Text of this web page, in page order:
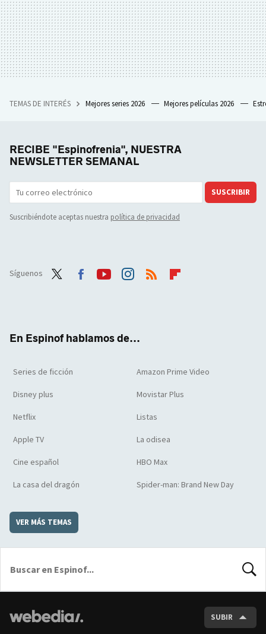
TEMAS DE INTERÉS Mejores series 2026 Mejores películas 2026
RECIBE "Espinofrenia", NUESTRA
NEWSLETTER SEMANAL
SUSCRIBIR
Suscribiéndote aceptas nuestra política de privacidad
Síguenos
En Espinof hablamos de...
Series de ficción Amazon Prime Video
Disney plus Movistar Plus
Netflix Listas
Apple TV La odisea
Cine español HBO Max
La casa del dragón Spider-man: Brand New Day
VER MÁS TEMAS
SUBIR